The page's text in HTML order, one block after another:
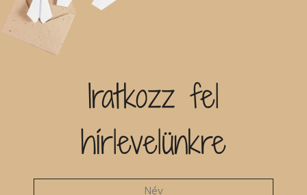
Iratkozz fel
hírlevelünkre